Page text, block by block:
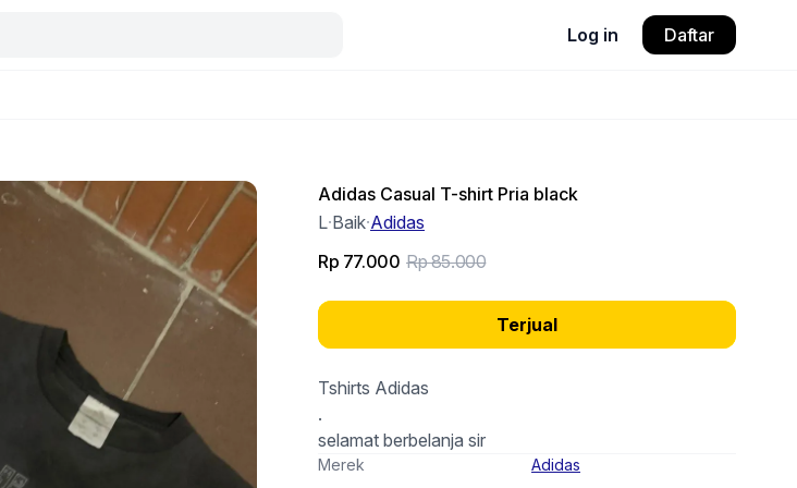
Log in Daftar
Adidas Casual T-shirt Pria black
L·Baik·Adidas
Rp 77.000 Rp 85.000
Terjual
Tshirts Adidas
.
selamat berbelanja sir
Merek
Adidas